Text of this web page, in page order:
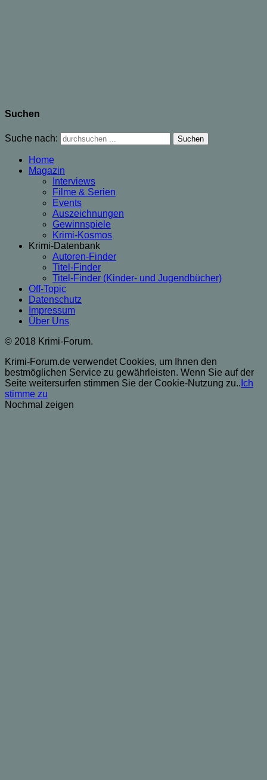
Suchen
Suche nach:
Home
Magazin
Interviews
Filme & Serien
Events
Auszeichnungen
Gewinnspiele
Krimi-Kosmos
Krimi-Datenbank
Autoren-Finder
Titel-Finder
Titel-Finder (Kinder- und Jugendbücher)
Off-Topic
Datenschutz
Impressum
Über Uns
© 2018 Krimi-Forum.
Krimi-Forum.de verwendet Cookies, um Ihnen den
bestmöglichen Service zu gewährleisten. Wenn Sie auf der
Seite weitersurfen stimmen Sie der Cookie-Nutzung zu.. Ich
stimme zu
Nochmal zeigen